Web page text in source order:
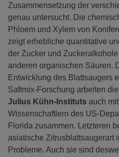
Zusammensetzung der
genau untersucht. Die
Phloem und Xylem von
zeigt erhebliche quantitative
der Zucker und
anderen organischen Säuren.
Entwicklung des Blattsaugers
Saftmix-Forschung arbeiten
Julius Kühn-Instituts auch
Wissenschaftlern des US-
Florida zusammen. Letzteren
asiatische Zitrusblattsaugerart
Probleme. Auch sie sind